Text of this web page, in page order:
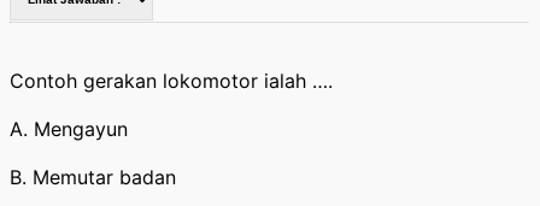
Contoh gerakan lokomotor ialah ….
A. Mengayun
B. Memutar badan